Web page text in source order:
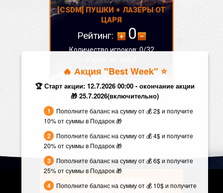
[CSDM] ПУШКИ + ЛАЗЕРЫ ОТ
ЦАРЯ
Рейтинг: 0
Количество игроков: 0/32
СТАТУС: ОФФЛАЙН
мониторинг бесплатно
🔥 Акция "Best Week" ⭐️
🏆 Старт акции: 12.7.2026 00:00 - окончание акции
🎁 25.7.2026(включительно)
Пополните баланс на сумму от 💰 2$ и получите
10% от суммы в Подарок 🎁
Пополните баланс на сумму от 💰 4$ и получите
20% от суммы в Подарок 🎁
Пополните баланс на сумму от 💰 6$ и получите
25% от суммы в Подарок 🎁
Пополните баланс на сумму от 💰 10$ и получите